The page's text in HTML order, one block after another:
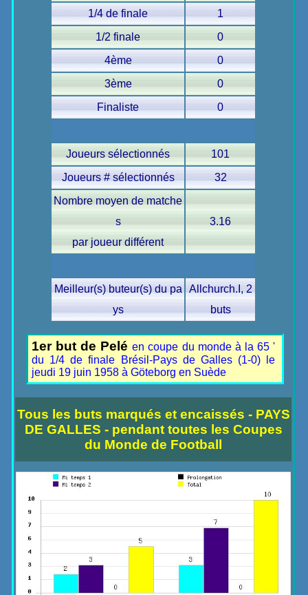
1/4 de finale
1
1/2 finale
0
4ème
0
3ème
0
Finaliste
0
Joueurs sélectionnés
101
Joueurs # sélectionnés
32
Nombre moyen de matche
s
par joueur différent
3.16
Meilleur(s) buteur(s) du pa
ys
Allchurch.I, 2
buts
1er but de Peléen coupe du monde à la 65 '
du 1/4 de finale Brésil-Pays de Galles (1-0) le
jeudi 19 juin 1958 à Göteborg en Suède
Tous les buts marqués et encaissés - PAYS
DE GALLES - pendant toutes les Coupes
du Monde de Football